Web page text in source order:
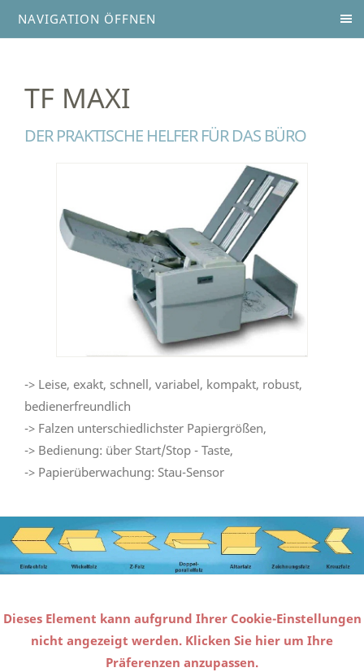
NAVIGATION ÖFFNEN
TF MAXI
DER PRAKTISCHE HELFER FÜR DAS BÜRO
-> Leise, exakt, schnell, variabel, kompakt, robust,
bedienerfreundlich
-> Falzen unterschiedlichster Papiergrößen,
-> Bedienung: über Start/Stop - Taste,
-> Papierüberwachung: Stau-Sensor
Dieses Element kann aufgrund Ihrer Cookie-Einstellungen
nicht angezeigt werden. Klicken Sie hier um Ihre
Präferenzen anzupassen.